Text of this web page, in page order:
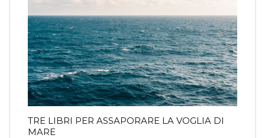
TRE LIBRI PER ASSAPORARE LA VOGLIA DI
MARE